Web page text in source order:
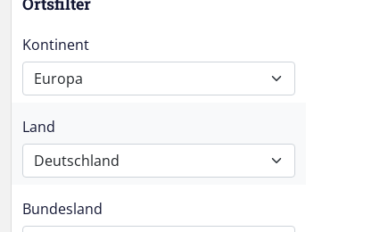
Kontinent
Europa
Land
Deutschland
Bundesland